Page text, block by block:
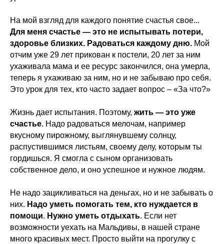
На мой взгляд для каждого понятие счастья свое...
Для меня счастье — это не испытывать потери,
здоровье близких. Радоваться каждому дню. Мой
отчим уже 29 лет прикован к постели, 20 лет за ним
ухаживала мама и ее ресурс закончился, она умерла,
теперь я ухаживаю за ним, но и не забываю про себя.
Это урок для тех, кто часто задает вопрос – «За что?»
Жизнь дает испытания. Поэтому, жить — это уже
счастье. Надо радоваться мелочам, например
вкусному пирожному, выглянувшему солнцу,
распустившимся листьям, своему делу, которым ты
гордишься. Я смогла с сыном организовать
собственное дело, и оно успешное и нужное людям.
Не надо зацикливаться на деньгах, но и не забывать о
них. Надо уметь помогать тем, кто нуждается в
помощи. Нужно уметь отдыхать. Если нет
возможности уехать на Мальдивы, в нашей стране
много красивых мест. Просто выйти на прогулку с